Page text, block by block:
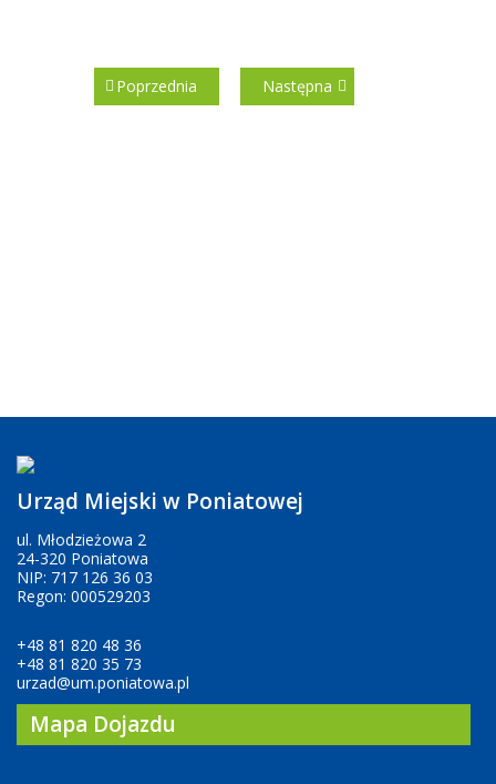
Poprzednia Następna
Urząd Miejski w Poniatowej
ul. Młodzieżowa 2
24-320 Poniatowa
NIP: 717 126 36 03
Regon: 000529203
+48 81 820 48 36
+48 81 820 35 73
urzad@um.poniatowa.pl
Mapa Dojazdu